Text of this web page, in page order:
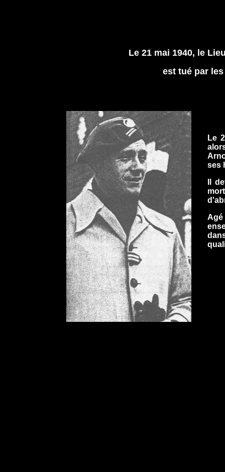
Le 21 mai 1940, le
est tué par
Le
ses
Il